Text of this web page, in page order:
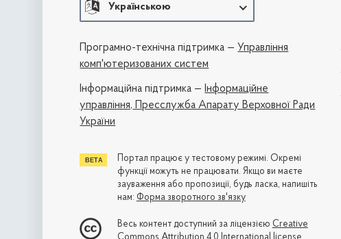
Українською
Програмно-технічна підтримка — Управління
комп'ютеризованих систем
Iнформаційна підтримка — Інформаційне
управління, Пресслужба Апарату Верховної Ради
України
Портал працює у тестовому режимі. Окремі
функції можуть не працювати. Якщо ви маєте
зауваження або пропозиції, будь ласка, напишіть
нам: Форма зворотного зв'язку
Весь контент доступний за ліцензією Creative